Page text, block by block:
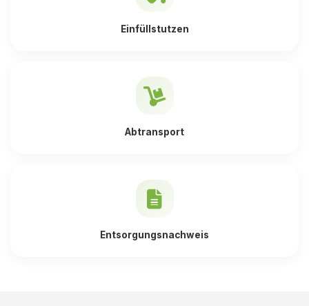
Einfüllstutzen
Abtransport
Entsorgungsnachweis